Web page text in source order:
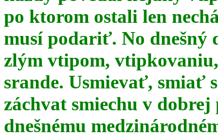
po ktorom ostali len
musí podariť. No dnešný
zlým vtipom,
srande. Usmievať, smiať
záchvat smiechu v
dnešnému